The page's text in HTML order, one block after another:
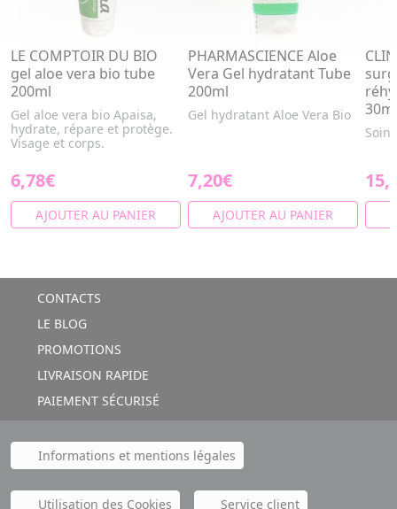
LE COMPTOIR DU BIO
gel aloe vera bio tube
200ml
Gel aloe vera bio Apaisa,
hydrate, répare et protège.
Visage et corps.
6,78€
AJOUTER AU PANIER
PHARMASCIENCE Aloe
Vera Gel hydratant Tube
200ml
Gel hydratant Aloe Vera Bio
7,20€
AJOUTER AU PANIER
30ml
Soin
CONTACTS
LE BLOG
PROMOTIONS
LIVRAISON RAPIDE
PAIEMENT SÉCURISÉ
Informations et mentions légales
Utilisation des Cookies Service client